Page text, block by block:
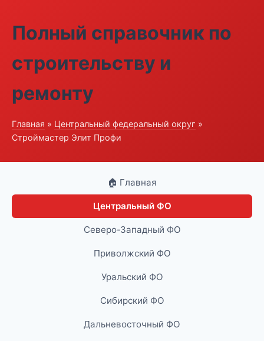
Полный справочник по
строительству и
ремонту
Главная » Центральный федеральный округ »
Строймастер Элит Профи
🏠 Главная
Центральный ФО
Северо-Западный ФО
Приволжский ФО
Уральский ФО
Сибирский ФО
Дальневосточный ФО